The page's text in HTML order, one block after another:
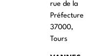
rue de la
Préfecture
37000,
Tours